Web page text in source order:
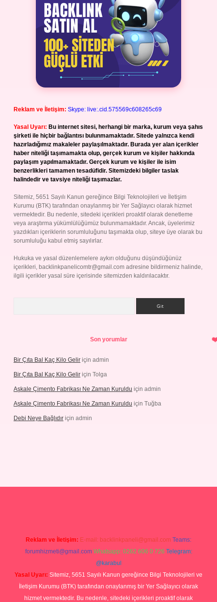
Reklam ve İletişim: Skype: live:.cid.575569c608265c69
Yasal Uyarı: Bu internet sitesi, herhangi bir marka, kurum veya şahıs
şirketi ile hiçbir bağlantısı bulunmamaktadır. Sitede yalnızca kendi
hazırladığımız makaleler paylaşılmaktadır. Burada yer alan içerikler
haber niteliği taşımamakta olup, gerçek kurum ve kişiler hakkında
paylaşım yapılmamaktadır. Gerçek kurum ve kişiler ile isim
benzerlikleri tamamen tesadüfidir. Sitemizdeki bilgiler taslak
halindedir ve tavsiye niteliği taşımazlar.
Sitemiz, 5651 Sayılı Kanun gereğince Bilgi Teknolojileri ve İletişim
Kurumu (BTK) tarafından onaylanmış bir Yer Sağlayıcı olarak hizmet
vermektedir. Bu nedenle, sitedeki içerikleri proaktif olarak denetleme
veya araştırma yükümlülüğümüz bulunmamaktadır. Ancak, üyelerimiz
yazdıkları içeriklerin sorumluluğunu taşımakta olup, siteye üye olarak bu
sorumluluğu kabul etmiş sayılırlar.
Hukuka ve yasal düzenlemelere aykırı olduğunu düşündüğünüz
içerikleri, backlinkpanelicomtr@gmail.com adresine bildirmeniz halinde,
ilgili içerikler yasal süre içerisinde sitemizden kaldırılacaktır.
Son yorumlar
Bir Çıta Bal Kaç Kilo Gelir için admin
Bir Çıta Bal Kaç Kilo Gelir için Tolga
Aşkale Çimento Fabrikası Ne Zaman Kuruldu için admin
Aşkale Çimento Fabrikası Ne Zaman Kuruldu için Tuğba
Debi Neye Bağlıdır için admin
Reklam ve İletişim: E-mail: backlinkpaneli@gmail.com Teams:
forumhizmeti@gmail.com Whatsapp: 0262 606 0 726 Telegram:
@karabul
Yasal Uyarı: Sitemiz, 5651 Sayılı Kanun gereğince Bilgi Teknolojileri ve
İletişim Kurumu (BTK) tarafından onaylanmış bir Yer Sağlayıcı olarak
hizmet vermektedir. Bu nedenle, sitedeki içerikleri proaktif olarak